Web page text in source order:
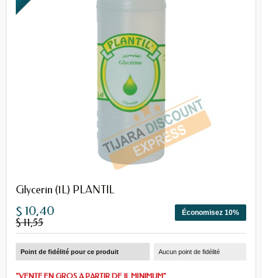
Glycerin (1L) PLANTIL
Économisez 10%
$ 10,40
$ 11,55
Point de fidélité pour ce produit Aucun point de fidélité
"VENTE EN GROS A PARTIR DE 1L MINIMUM"